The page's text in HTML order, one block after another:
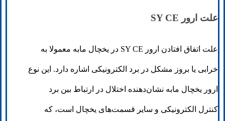
علت ارور SY CE
علت اتفاق افتادن ارور SY CE در یخچال مابه معمولا به
خرابی یا بروز مشکل در برد الکترونیکی اشاره دارد. این نوع
ارور یخچال مابه نشان‌دهنده اختلال در ارتباط بین برد
کنترل الکترونیکی و سایر قسمت‌های یخچال است، که